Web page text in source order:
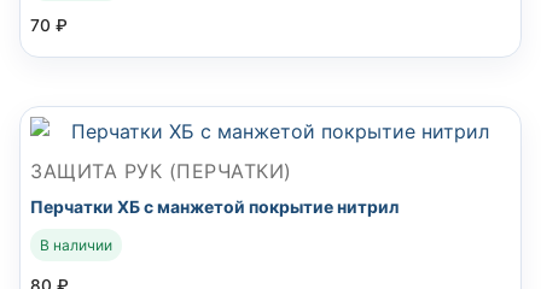
70 ₽
ЗАЩИТА РУК (ПЕРЧАТКИ)
Перчатки ХБ с манжетой покрытие нитрил
В наличии